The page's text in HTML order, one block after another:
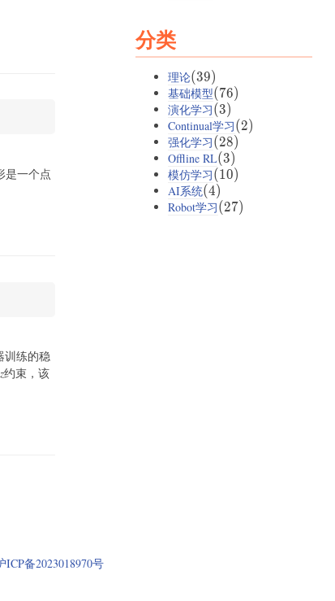
是一个点
训练的稳
约束，该
分类
理论(39)
(39)
基础模型(76)
(76)
演化学习(3)
(3)
Continual学习(2)
(2)
强化学习(28)
(28)
Offline RL(3)
(3)
模仿学习(10)
(10)
AI系统(4)
(4)
Robot学习(27)
(27)
ICP备2023018970号